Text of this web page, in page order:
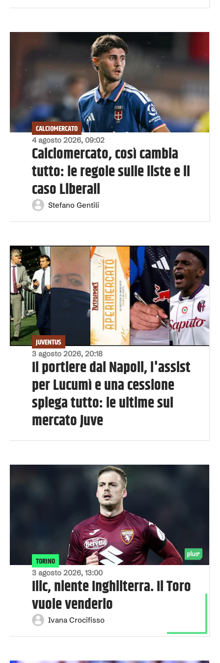
4 agosto 2026, 09:02
CALCIOMERCATO
Calciomercato, così cambia
tutto: le regole sulle liste e il
caso Liberali
Stefano Gentili
3 agosto 2026, 20:18
JUVENTUS
Il portiere dal Napoli, l'assist
per Lucumì e una cessione
spiega tutto: le ultime sul
mercato Juve
3 agosto 2026, 13:00
TORINO
Ilic, niente Inghilterra. Il Toro
vuole venderlo
Ivana Crocifisso